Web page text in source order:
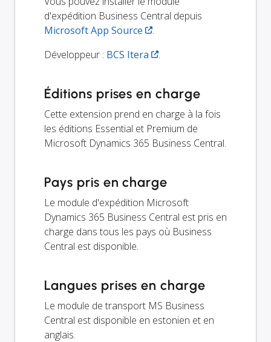
d'expédition Business Central depuis
Microsoft App Source
.
Développeur : BCS Itera .
Éditions prises en charge
Cette extension prend en charge à la fois
les éditions Essential et Premium de
Microsoft Dynamics 365 Business Central.
Pays pris en charge
Le module d'expédition Microsoft
Dynamics 365 Business Central est pris en
charge dans tous les pays où Business
Central est disponible.
Langues prises en charge
Le module de transport MS Business
Central est disponible en estonien et en
anglais.